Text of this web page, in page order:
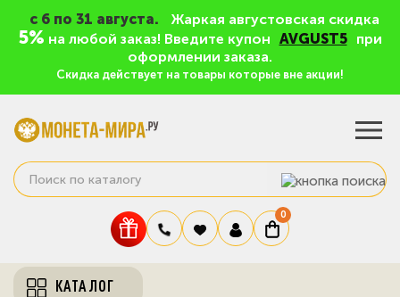
c 6 по 31 августа. Жаркая августовская скидка
5% на любой заказ! Введите купон AVGUST5
при
оформлении заказа.
Скидка действует на товары которые вне акции!
0
КАТАЛОГ